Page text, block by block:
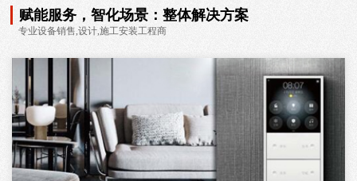
赋能服务，智化场景：整体解决方案
专业设备销售,设计,施工安装工程商